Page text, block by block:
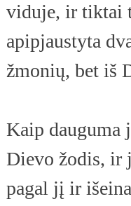
viduje, ir tiktai
apipjaustyta
žmonių, bet iš
Kaip dauguma
Dievo žodis, ir
pagal jį ir